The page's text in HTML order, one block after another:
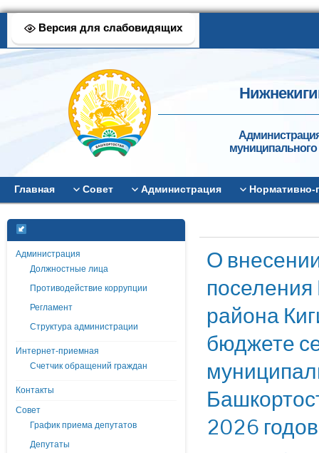
Версия для слабовидящих
муниципального
Главная Совет Администрация
Администрация
Должностные лица
Противодействие коррупции
Регламент
Структура администрации
Интернет-приемная
Счетчик обращений граждан
Контакты
Совет
График приема депутатов
Депутаты
О
района
бюджете
2026